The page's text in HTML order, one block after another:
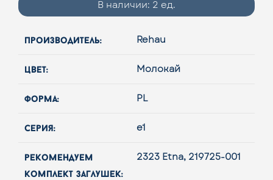
В наличии: 2 ед.
производитель: Rehau
цвет: Молокай
форма: PL
серия: e1
рекомендуем
комплект заглушек:
2323 Etna, 219725-001